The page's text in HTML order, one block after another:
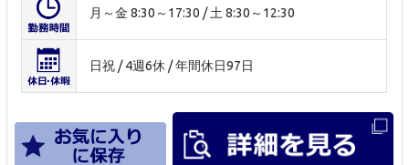
月～金 8:30～17:30 / 土 8:30～12:30
日祝 / 4週6休 / 年間休日97日